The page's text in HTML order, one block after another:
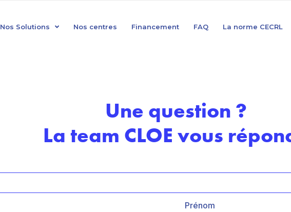
Nos Solutions Nos centres Financement FAQ La norme CECRL
Une question ?
La team CLOE vous
Prénom